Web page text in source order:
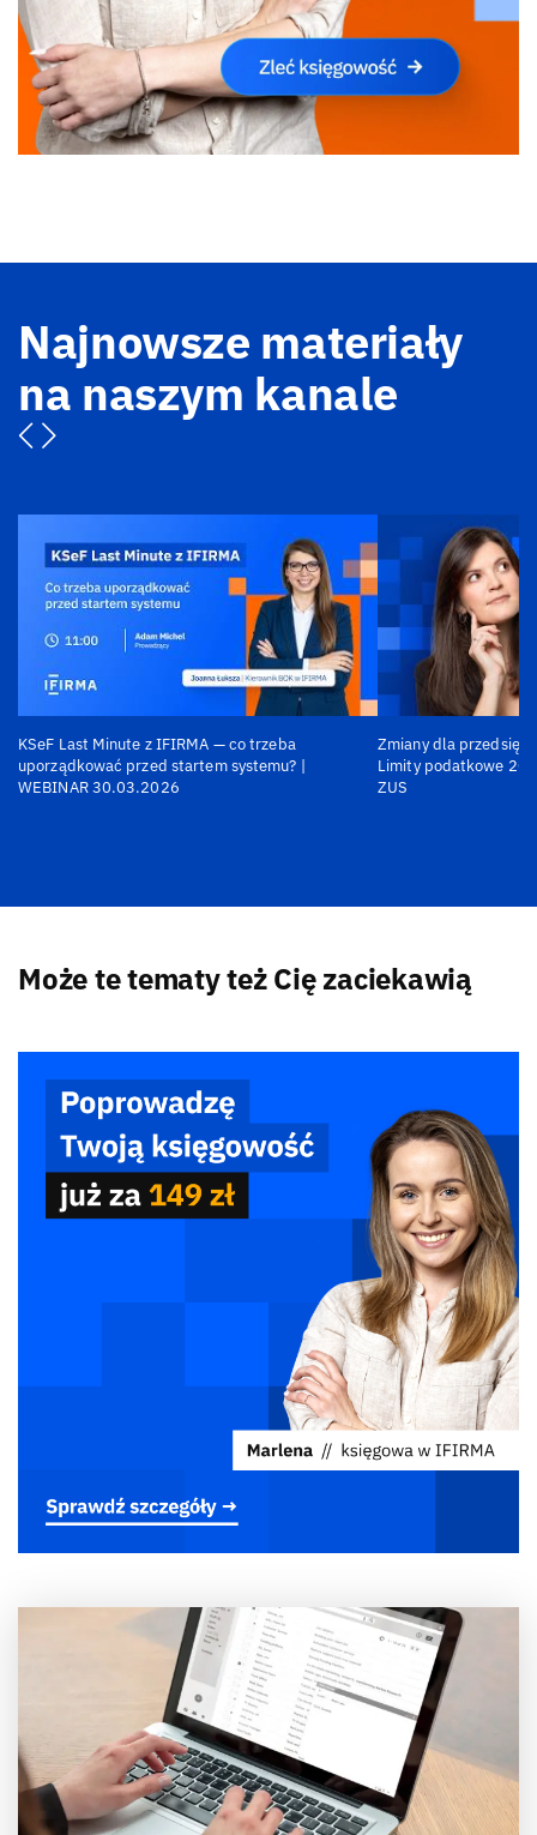
Najnowsze materiały
na naszym kanale
KSeF Last Minute z IFIRMA — co trzeba
uporządkować przed startem systemu? |
WEBINAR 30.03.2026
Zmiany dla
Limity podatkowe
ZUS
Może te tematy też Cię zaciekawią